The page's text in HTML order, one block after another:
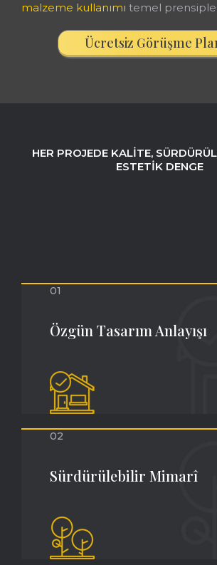
malzeme kullanımı temel
Ücretsiz Görüşme
HER PROJEDE KALITE,
ESTETIK DENGE
01
Özgün Tasarım Anlayışı
02
Sürdürülebilir Mimarî